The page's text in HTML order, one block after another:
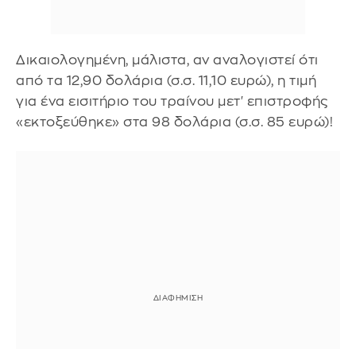
Δικαιολογημένη, μάλιστα, αν αναλογιστεί ότι
από τα 12,90 δολάρια (σ.σ. 11,10 ευρώ), η τιμή
για ένα εισιτήριο του τραίνου μετ' επιστροφής
«εκτοξεύθηκε» στα 98 δολάρια (σ.σ. 85 ευρώ)!